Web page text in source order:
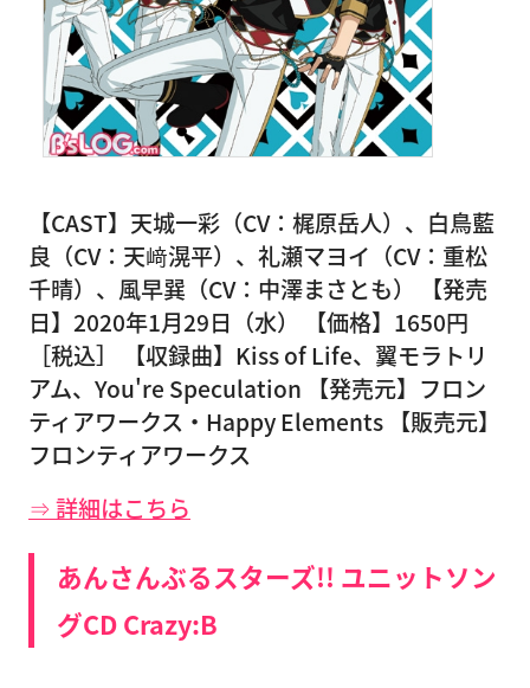
【CAST】天城一彩（CV：梶原岳人）、白鳥藍
良（CV：天﨑滉平）、礼瀬マヨイ（CV：重松
千晴）、風早巽（CV：中澤まさとも） 【発売
日】2020年1月29日（水） 【価格】1650円
［税込］ 【収録曲】Kiss of Life、翼モラトリ
アム、You're Speculation 【発売元】フロン
ティアワークス・Happy Elements 【販売元】
フロンティアワークス
⇒ 詳細はこちら
あんさんぶるスターズ!! ユニットソン
グCD Crazy:B